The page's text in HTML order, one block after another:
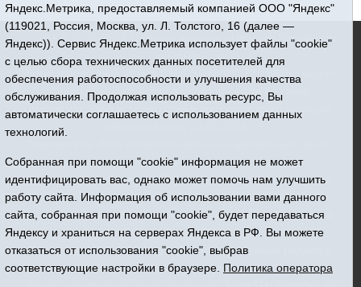
16+ © 2015-2026 Сетевое издание «Новости Юргинского
Регистрационный номер СМИ ЭЛ № ФС 77 - 66052 выдан
Федеральной службой по надзору в сфере связи,
«Призыв»
Все права защищены © При использовании материалов
ссылка обязательна
Адрес редакции: 627250, Тюменская область, Юргинский
район, с. Юргинское, ул. Центральная, 49
Телефон: 8(34543)2-46-89. Директор - главный редактор
Галина Васильевна Ниязова
Яндекс.Метрика, предоставляемый компанией ООО "Яндекс"
(119021, Россия, Москва, ул. Л. Толстого, 16 (далее —
Яндекс)). Сервис Яндекс.Метрика использует файлы "cookie"
с целью сбора технических данных посетителей для
обеспечения работоспособности и улучшения качества
обслуживания. Продолжая использовать ресурс, Вы
автоматически соглашаетесь с использованием данных
технологий.
Собранная при помощи "cookie" информация не может
идентифицировать вас, однако может помочь нам улучшить
работу сайта. Информация об использовании вами данного
сайта, собранная при помощи "cookie", будет передаваться
Яндексу и храниться на серверах Яндекса в РФ. Вы можете
отказаться от использования "cookie", выбрав
соответствующие настройки в браузере. Политика оператора